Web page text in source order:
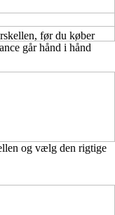
før du køber
går hånd i hånd
og vælg den rigtige